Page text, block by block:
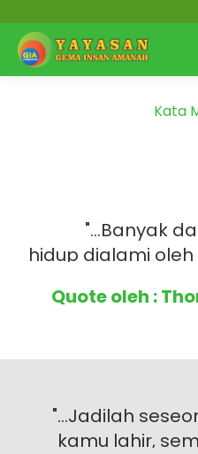
Kata
"...Banyak
hidup dialami
Quote oleh :
"...Jadilah
kamu lahir,